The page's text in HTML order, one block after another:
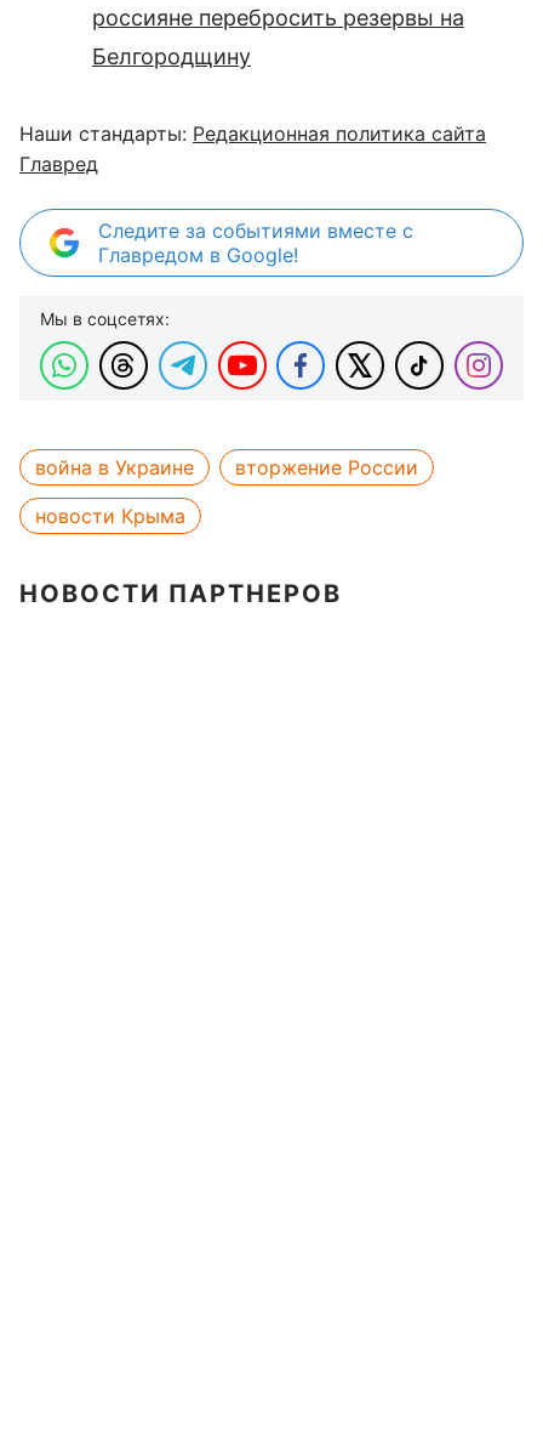
россияне перебросить резервы на
Белгородщину
Наши стандарты: Редакционная политика сайта
Главред
Следите за событиями вместе с
Главредом в Google!
Мы в соцсетях:
война в Украине
вторжение России
новости Крыма
НОВОСТИ ПАРТНЕРОВ